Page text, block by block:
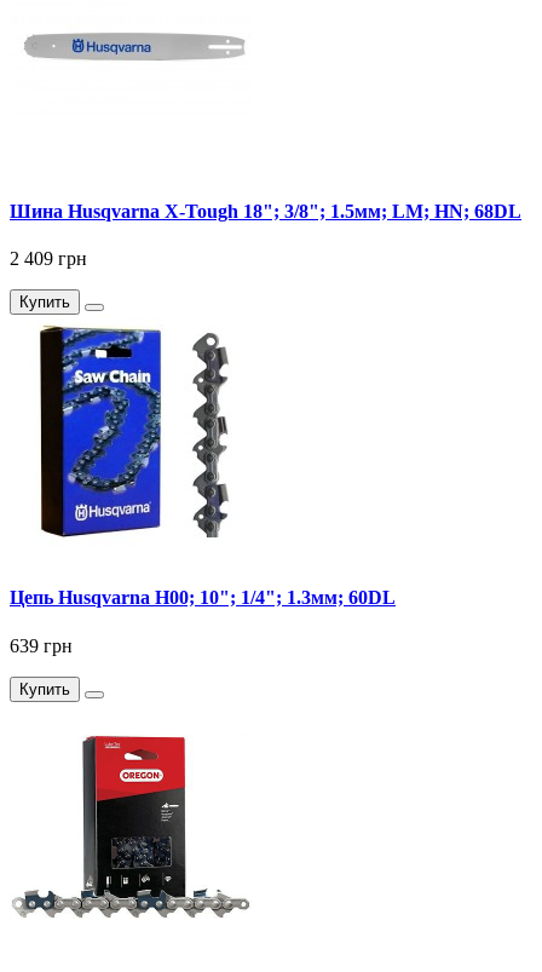
Шина Husqvarna X-Tough 18"; 3/8"; 1.5мм; LM; HN; 68DL
2 409 грн
Купить
Цепь Husqvarna Н00; 10"; 1/4"; 1.3мм; 60DL
639 грн
Купить